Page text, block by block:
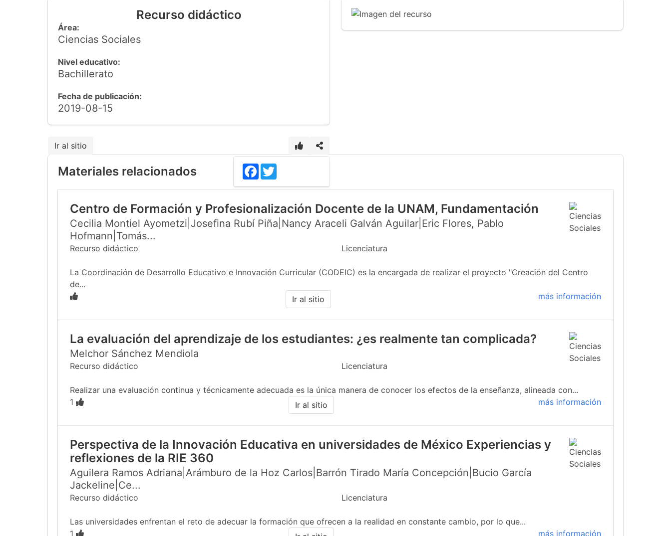
Recurso didáctico
Área:
Ciencias Sociales
Nivel educativo:
Bachillerato
Fecha de publicación:
2019-08-15
Ir al sitio
Facebook
Materiales relacionados
Centro de Formación y Profesionalización Docente de la UNAM, Fundamentación
Cecilia Montiel Ayometzi|Josefina Rubí Piña|Nancy Araceli Galván Aguilar|Eric Flores, Pablo
Hofmann|Tomás...
Recurso didáctico Licenciatura
La Coordinación de Desarrollo Educativo e Innovación Curricular (CODEIC) es la encargada de realizar el proyecto "Creación del Centro
de...
más información
Ir al sitio
La evaluación del aprendizaje de los estudiantes: ¿es realmente tan complicada?
Melchor Sánchez Mendiola
Recurso didáctico Licenciatura
Realizar una evaluación continua y técnicamente adecuada es la única manera de conocer los efectos de la enseñanza, alineada con...
1
más información
Ir al sitio
Perspectiva de la Innovación Educativa en universidades de México Experiencias y
reflexiones de la RIE 360
Aguilera Ramos Adriana|Arámburo de la Hoz Carlos|Barrón Tirado María Concepción|Bucio García
Jackeline|Ce...
Recurso didáctico Licenciatura
Las universidades enfrentan el reto de adecuar la formación que ofrecen a la realidad en constante cambio, por lo que...
1
más información